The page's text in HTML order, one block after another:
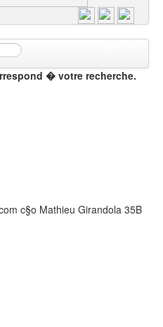
� votre recherche.
c§o Mathieu Girandola 35B